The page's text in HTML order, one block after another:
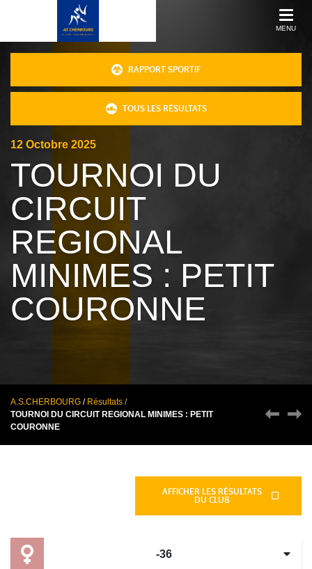
MENU
RAPPORT SPORTIF
TOUS LES RÉSULTATS
12 Octobre 2025
TOURNOI DU
CIRCUIT
REGIONAL
MINIMES : PETIT
COURONNE
A.S.CHERBOURG / Résultats /
TOURNOI DU CIRCUIT REGIONAL MINIMES : PETIT
COURONNE
AFFICHER LES RÉSULTATS
DU CLUB
-36